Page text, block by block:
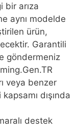
bir arıza
aynı modelde
ürün,
Garantili
göndermeniz
veya benzer
dışında
destek